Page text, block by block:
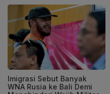
Imigrasi Sebut Banyak
WNA Rusia ke Bali Demi